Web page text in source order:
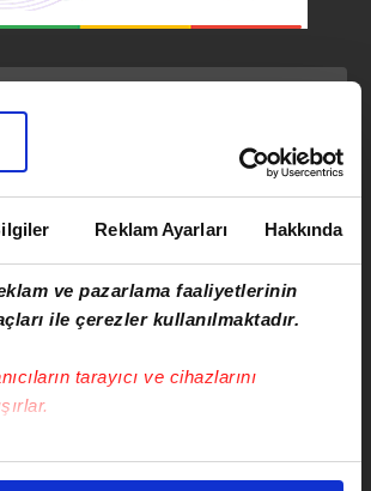
Reklam Ayarları Hakkında
ve pazarlama faaliyetlerinin
ile çerezler kullanılmaktadır.
tarayıcı ve cihazlarını
halinde sizlere özel
Rasim Ozan Kütahyalı ve 154
şüpheli adliyeye sevk edildi
ÖNCEKİ HABER
Kabine kritik
politika başlıklarıyla
toplanıyor!
Serkan Cortaoğlu